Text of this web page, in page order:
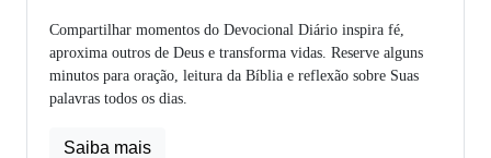
Compartilhar momentos do Devocional Diário inspira fé,
aproxima outros de Deus e transforma vidas. Reserve alguns
minutos para oração, leitura da Bíblia e reflexão sobre Suas
palavras todos os dias.
Saiba mais